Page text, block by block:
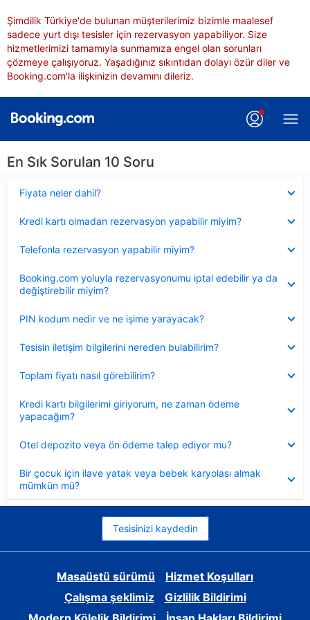
Şimdilik Türkiye'de bulunan müşterilerimiz bizimle maalesef
sadece yurt dışı tesisler için rezervasyon yapabiliyor. Size
hizmetlerimizi tamamıyla sunmamıza engel olan sorunları
çözmeye çalışıyoruz. Yaşadığınız sıkıntıdan dolayı özür diler ve
Booking.com'la ilişkinizin devamını dileriz.
En Sık Sorulan 10 Soru
Fiyata neler dahil?
Kredi kartı olmadan rezervasyon yapabilir miyim?
Telefonla rezervasyon yapabilir miyim?
Booking.com yoluyla rezervasyonumu iptal edebilir ya da
değiştirebilir miyim?
PIN kodum nedir ve ne işime yarayacak?
Tesisin iletişim bilgilerini nereden bulabilirim?
Toplam fiyatı nasıl görebilirim?
Kredi kartı bilgilerimi giriyorum, ne zaman ödeme
yapacağım?
Otel depozito veya ön ödeme talep ediyor mu?
Bir çocuk için ilave yatak veya bebek karyolası almak
mümkün mü?
Tesisinizi kaydedin
Masaüstü sürümü
Hizmet Koşulları
Çalışma şeklimiz
Gizlilik Bildirimi